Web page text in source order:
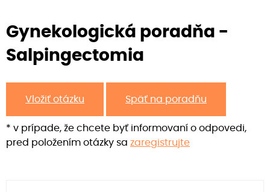
Gynekologická poradňa -
Salpingectomia
Vložiť otázku Späť na poradňu
* v prípade, že chcete byť informovaní o odpovedi,
pred položením otázky sa zaregistrujte